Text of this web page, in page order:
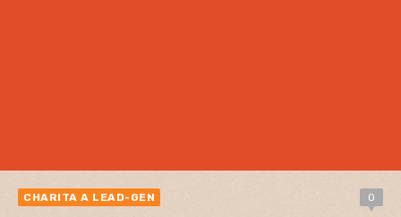
CHARITA A LEAD-GEN 0